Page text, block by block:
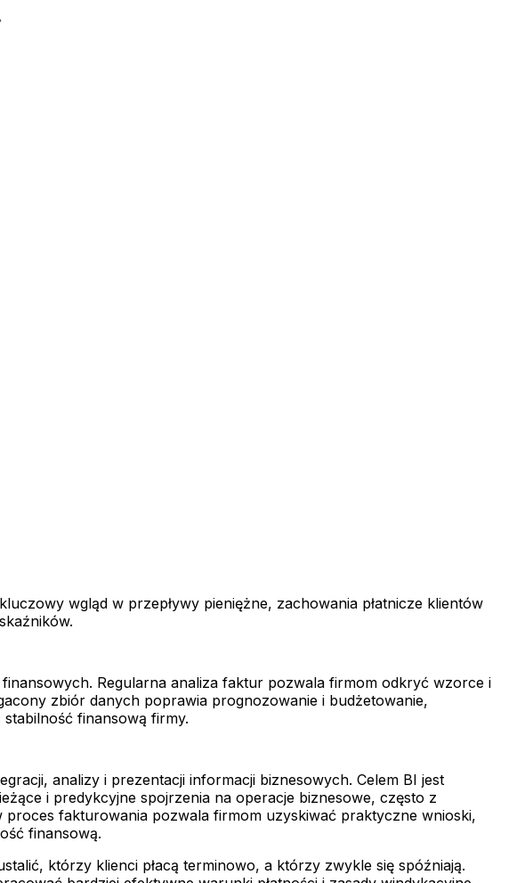
wgląd w przepływy pieniężne, zachowania płatnicze klientów
Regularna analiza faktur pozwala firmom odkryć wzorce i
zbiór danych poprawia prognozowanie i budżetowanie,
finansową firmy.
analizy i prezentacji informacji biznesowych. Celem BI jest
i predykcyjne spojrzenia na operacje biznesowe, często z
fakturowania pozwala firmom uzyskiwać praktyczne wnioski,
finansową.
którzy klienci płacą terminowo, a którzy zwykle się spóźniają.